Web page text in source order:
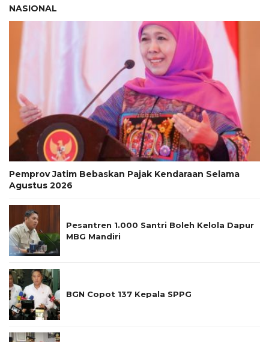
NASIONAL
Pemprov Jatim Bebaskan Pajak Kendaraan Selama
Agustus 2026
Pesantren 1.000 Santri Boleh Kelola Dapur
MBG Mandiri
BGN Copot 137 Kepala SPPG